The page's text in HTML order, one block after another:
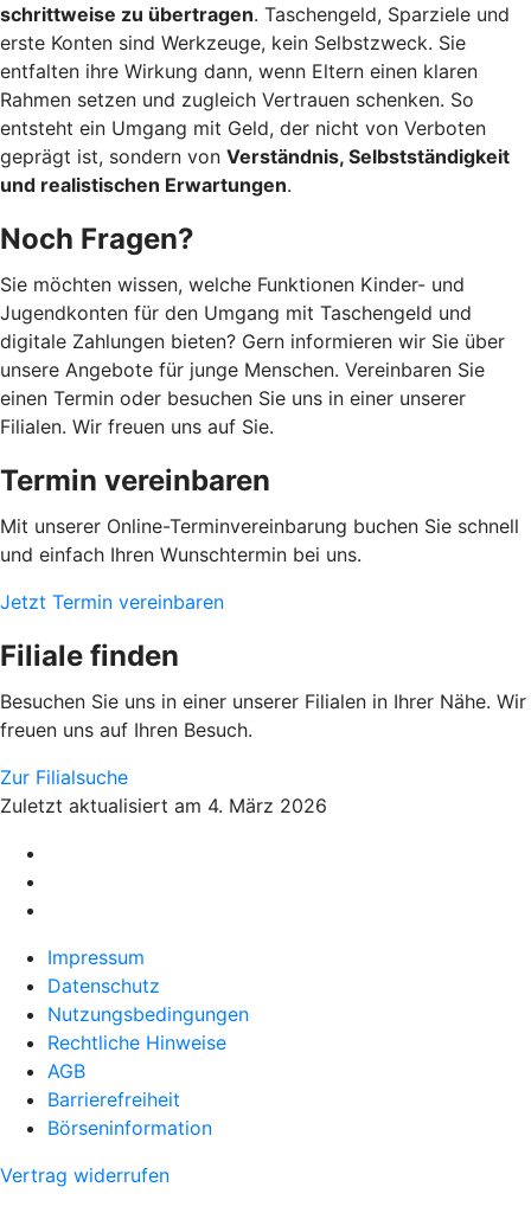
schrittweise zu übertragen. Taschengeld, Sparziele und
erste Konten sind Werkzeuge, kein Selbstzweck. Sie
entfalten ihre Wirkung dann, wenn Eltern einen klaren
Rahmen setzen und zugleich Vertrauen schenken. So
entsteht ein Umgang mit Geld, der nicht von Verboten
geprägt ist, sondern von Verständnis, Selbstständigkeit
und realistischen Erwartungen.
Noch Fragen?
Sie möchten wissen, welche Funktionen Kinder- und
Jugendkonten für den Umgang mit Taschengeld und
digitale Zahlungen bieten? Gern informieren wir Sie über
unsere Angebote für junge Menschen. Vereinbaren Sie
einen Termin oder besuchen Sie uns in einer unserer
Filialen. Wir freuen uns auf Sie.
Termin vereinbaren
Mit unserer Online-Terminvereinbarung buchen Sie schnell
und einfach Ihren Wunschtermin bei uns.
Jetzt Termin vereinbaren
Filiale finden
Besuchen Sie uns in einer unserer Filialen in Ihrer Nähe. Wir
freuen uns auf Ihren Besuch.
Zur Filialsuche
Zuletzt aktualisiert am 4. März 2026
Impressum
Datenschutz
Nutzungsbedingungen
Rechtliche Hinweise
AGB
Barrierefreiheit
Börseninformation
Vertrag widerrufen